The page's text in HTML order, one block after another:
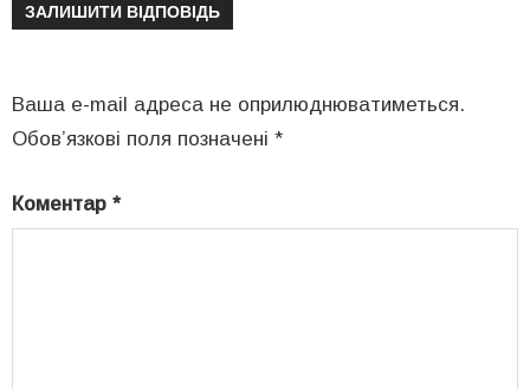
ЗАЛИШИТИ ВІДПОВІДЬ
Ваша e-mail адреса не оприлюднюватиметься.
Обов’язкові поля позначені *
Коментар *